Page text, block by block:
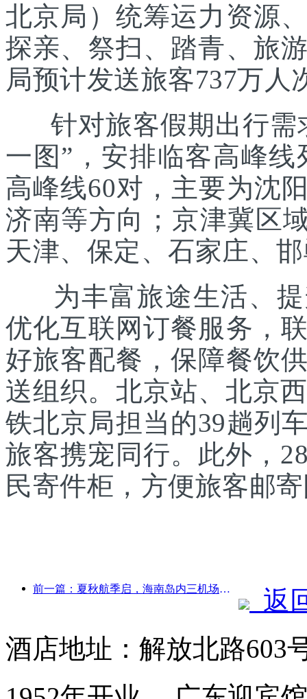
北京局）统筹运力资源
探亲、祭扫、踏青、旅
局预计发送旅客737万人
针对旅客假期出行需
一图”，安排临客高峰
高峰线60对，主要为沈
济南等方向；京津冀区
天津、保定、石家庄、
为丰富旅途生活、提
优化互联网订餐服务，
好旅客配餐，保障餐饮
送组织。北京站、北京
铁北京局担当的39趟列
旅客携宠同行。此外，
民寄件柜，方便旅客邮
前一篇：夏秋航季启，海南岛内三机场新增41个通航点
返
酒店地址：解放北路603